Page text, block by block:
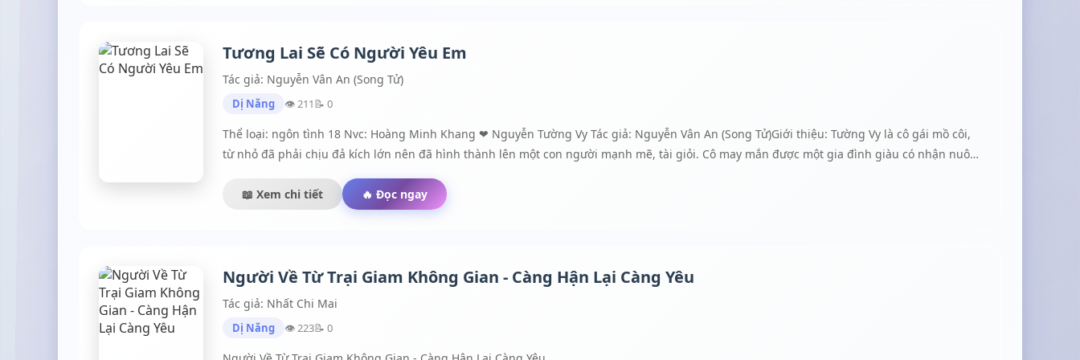
Tương Lai Sẽ Có Người Yêu Em
Tác giả: Nguyễn Vân An (Song Tử)
Dị Năng 👁 211📝 0
Thể loại: ngôn tình 18 Nvc: Hoàng Minh Khang ❤ Nguyễn Tường Vy Tác giả: Nguyễn Vân An (Song Tử)Giới thiệu: Tường Vy là cô gái mồ côi,
từ nhỏ đã phải chịu đả kích lớn nên đã hình thành lên một con người mạnh mẽ, tài giỏi. Cô may mắn được một gia đình giàu có nhận nuôi,
tình cảm nhưng anh ta yêu cô vì còn mục địch khác. Đến khi Tưởng Vy phát hiện ra sự thật đau lòng, chia tay Minh Khang cũng là lúc cô
nhận ra mình đã mang thai. Mối tình ngang trái của họ rồi sẽ có kết cục như thế nào?
📖 Xem chi tiết 🔥 Đọc ngay
Người Về Từ Trại Giam Không Gian - Càng Hận Lại Càng Yêu
Tác giả: Nhất Chi Mai
Dị Năng 👁 223📝 0